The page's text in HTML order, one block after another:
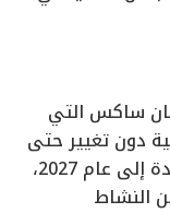
ساكس التي
دون تغيير حتى
نهاية عام 2026، وتأجيل أي خفض للفائدة إلى عام 2027،
النشاط